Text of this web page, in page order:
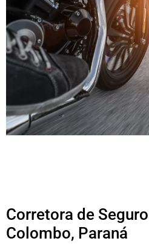
Corretora de
Colombo, Paraná